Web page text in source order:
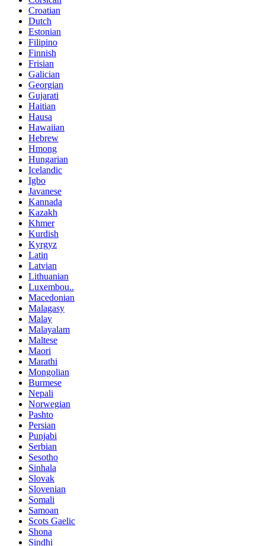
Croatian
Dutch
Estonian
Filipino
Finnish
Frisian
Galician
Georgian
Gujarati
Haitian
Hausa
Hawaiian
Hebrew
Hmong
Hungarian
Icelandic
Igbo
Javanese
Kannada
Kazakh
Khmer
Kurdish
Kyrgyz
Latin
Latvian
Lithuanian
Luxembou..
Macedonian
Malagasy
Malay
Malayalam
Maltese
Maori
Marathi
Mongolian
Burmese
Nepali
Norwegian
Pashto
Persian
Punjabi
Serbian
Sesotho
Sinhala
Slovak
Slovenian
Somali
Samoan
Scots Gaelic
Shona
Sindhi